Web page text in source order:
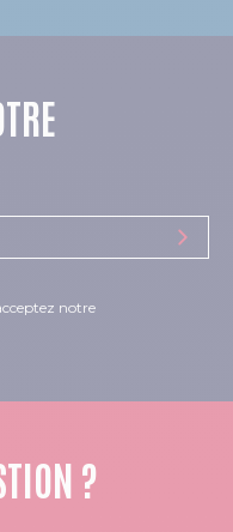
notre
?